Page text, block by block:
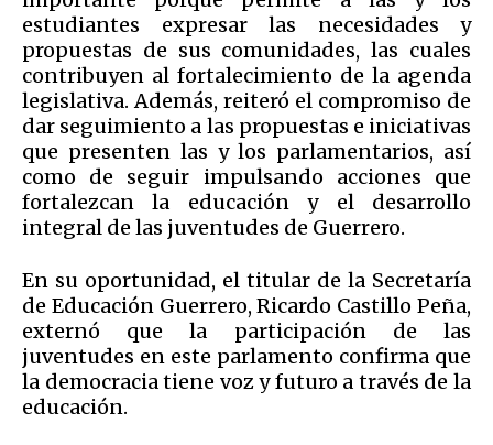
estudiantes expresar las necesidades y
propuestas de sus comunidades, las cuales
contribuyen al fortalecimiento de la agenda
legislativa. Además, reiteró el compromiso de
dar seguimiento a las propuestas e iniciativas
que presenten las y los parlamentarios, así
como de seguir impulsando acciones que
fortalezcan la educación y el desarrollo
integral de las juventudes de Guerrero.
En su oportunidad, el titular de la Secretaría
de Educación Guerrero, Ricardo Castillo Peña,
externó que la participación de las
juventudes en este parlamento confirma que
la democracia tiene voz y futuro a través de la
educación.